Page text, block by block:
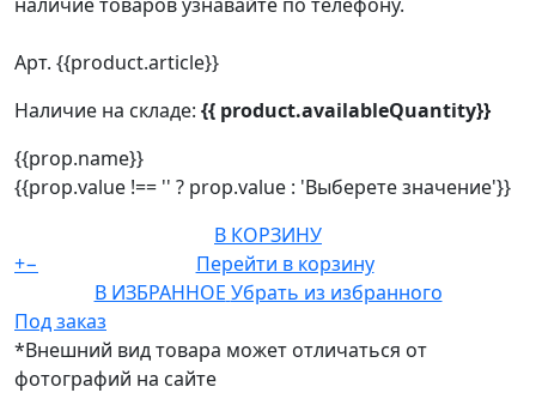
Арт. {{product.article}}
Наличие на складе: {{ product.availableQuantity}}
{{prop.name}}
{{prop.value !== '' ? prop.value : 'Выберете значение'}}
В КОРЗИНУ
+−
Перейти в корзину
В ИЗБРАННОЕ Убрать из избранного
Под заказ
*Внешний вид товара может отличаться от
фотографий на сайте